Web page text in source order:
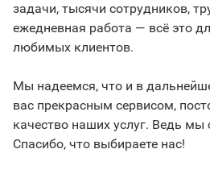
задачи, тысячи сотрудников,
ежедневная работа — всё это
любимых клиентов.
Мы надеемся, что и в
вас прекрасным сервисом,
качество наших услуг. Ведь мы
Спасибо, что выбираете нас!